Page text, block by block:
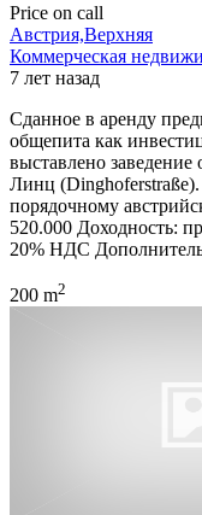
Price on call
Австрия,Верхняя
Коммерческая
7 лет назад
Сданное в аренду
общепита как
выставлено заведение
Линц
порядочному
520.000 Доходность:
20% НДС
200 m2